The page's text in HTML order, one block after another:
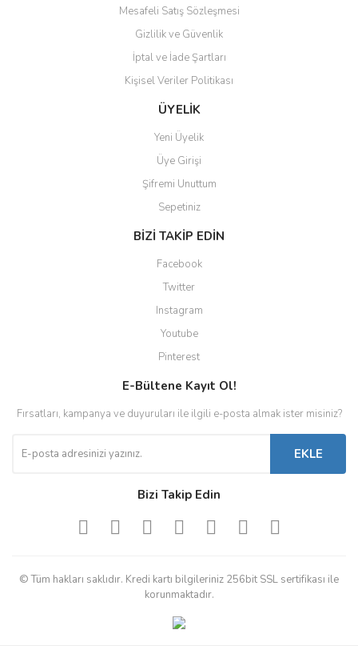
Gönder
Mesafeli Satış Sözleşmesi
Gizlilik ve Güvenlik
İptal ve İade Şartları
Kişisel Veriler Politikası
ÜYELİK
Yeni Üyelik
Üye Girişi
Şifremi Unuttum
Sepetiniz
BİZİ TAKİP EDİN
Facebook
Twitter
Instagram
Youtube
Pinterest
E-Bültene Kayıt Ol!
Fırsatları, kampanya ve duyuruları ile ilgili e-posta almak ister misiniz?
EKLE
Bizi Takip Edin
© Tüm hakları saklıdır. Kredi kartı bilgileriniz 256bit SSL sertifikası ile
korunmaktadır.